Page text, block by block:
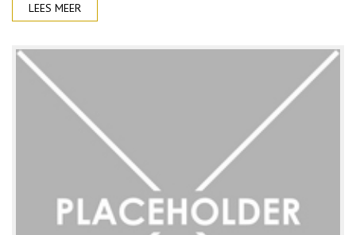
LEES MEER